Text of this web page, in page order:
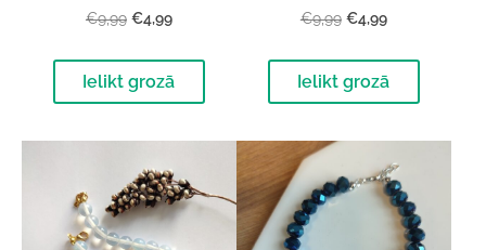
€9,99 €4,99
Ielikt grozā
€9,99 €4,99
Ielikt grozā